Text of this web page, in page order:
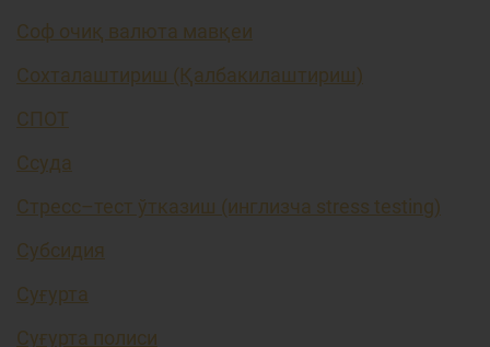
Соф очиқ валюта мавқеи
Сохталаштириш (Қалбакилаштириш)
СПОТ
Ссуда
Стресс–тест ўтказиш (инглизча stress testing)
Субсидия
Суғурта
Суғурта полиси